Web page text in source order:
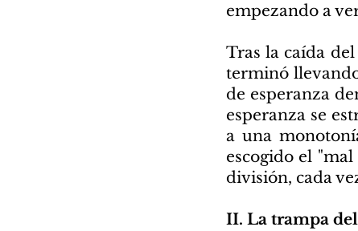
empezando a
Tras la caída
terminó
de esperanza
esperanza se
a una
escogido el
división, cada
II. La trampa